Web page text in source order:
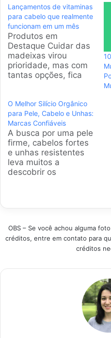
Lançamentos de vitaminas
para cabelo que realmente
funcionam em um mês
Produtos em
Destaque Cuidar das
madeixas virou
prioridade, mas com
tantas opções, fica
os suplementos
capilares mais
vendidos que
prometem resultados
rápidos. Analisamos
rótulos e milhares de
depoimentos para
separar o marketing
O Melhor Silício Orgânico
para Pele, Cabelo e Unhas:
Marcas Confiáveis
A busca por uma pele
firme, cabelos fortes
e unhas resistentes
leva muitos a
descobrir os
análise detalhada
disponíveis, ajudando
a escolher o
beleza e saúde.
Link Puravida Bio-Sil
OBS – Se você achou alguma
créditos, entre em contato para
créditos